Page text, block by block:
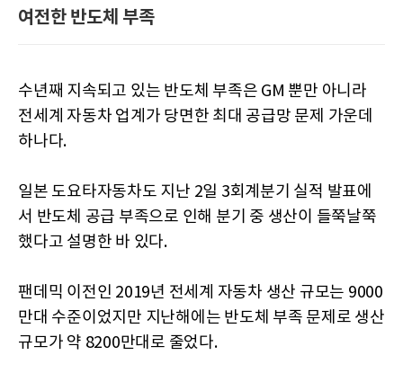
여전한 반도체 부족
수년째 지속되고 있는 반도체 부족은 GM 뿐만 아니라
전세계 자동차 업계가 당면한 최대 공급망 문제 가운데
하나다.
일본 도요타자동차도 지난 2일 3회계분기 실적 발표에
서 반도체 공급 부족으로 인해 분기 중 생산이 들쭉날쭉
했다고 설명한 바 있다.
팬데믹 이전인 2019년 전세계 자동차 생산 규모는 9000
만대 수준이었지만 지난해에는 반도체 부족 문제로 생산
규모가 약 8200만대로 줄었다.